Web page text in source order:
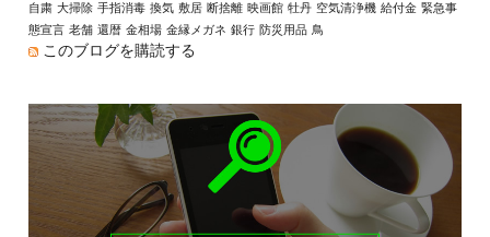
自粛 大掃除 手指消毒 換気 敷居 断捨離 映画館 牡丹 空気清浄機 給付金 緊急事
態宣言 老舗 還暦 金相場 金縁メガネ 銀行 防災用品 鳥
このブログを購読する